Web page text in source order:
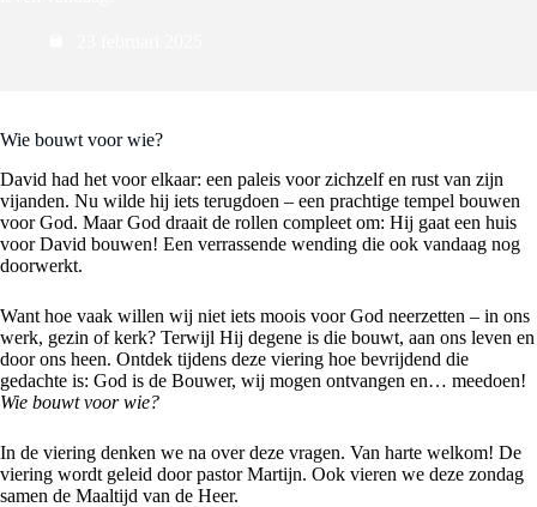
Wie bouwt voor wie?
David had het voor elkaar: een paleis voor zichzelf en rust van zijn
vijanden. Nu wilde hij iets terugdoen – een prachtige tempel bouwen
voor God. Maar God draait de rollen compleet om: Hij gaat een huis
voor David bouwen! Een verrassende wending die ook vandaag nog
doorwerkt.
Want hoe vaak willen wij niet iets moois voor God neerzetten – in ons
werk, gezin of kerk? Terwijl Hij degene is die bouwt, aan ons leven en
door ons heen. Ontdek tijdens deze viering hoe bevrijdend die
gedachte is: God is de Bouwer, wij mogen ontvangen en… meedoen!
Wie bouwt voor wie?
In de viering denken we na over deze vragen. Van harte welkom! De
viering wordt geleid door pastor Martijn. Ook vieren we deze zondag
samen de Maaltijd van de Heer.